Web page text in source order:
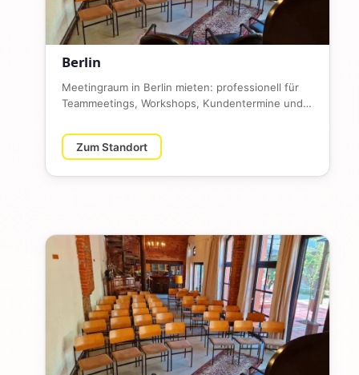
Berlin
Meetingraum in Berlin mieten: professionell für
Teammeetings, Workshops, Kundentermine und
Zum Standort